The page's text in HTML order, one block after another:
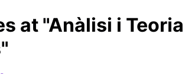
at "Anàlisi i